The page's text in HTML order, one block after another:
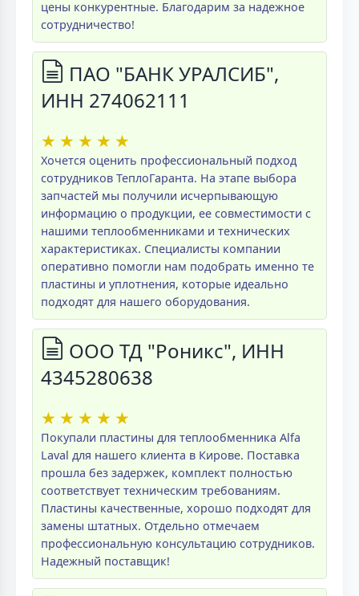
цены конкурентные. Благодарим за надежное
сотрудничество!
ПАО "БАНК УРАЛСИБ",
ИНН 274062111
★ ★ ★ ★ ★
Хочется оценить профессиональный подход
сотрудников ТеплоГаранта. На этапе выбора
запчастей мы получили исчерпывающую
информацию о продукции, ее совместимости с
нашими теплообменниками и технических
характеристиках. Специалисты компании
оперативно помогли нам подобрать именно те
пластины и уплотнения, которые идеально
подходят для нашего оборудования.
ООО ТД "Роникс", ИНН
4345280638
★ ★ ★ ★ ★
Покупали пластины для теплообменника Alfa
Laval для нашего клиента в Кирове. Поставка
прошла без задержек, комплект полностью
соответствует техническим требованиям.
Пластины качественные, хорошо подходят для
замены штатных. Отдельно отмечаем
профессиональную консультацию сотрудников.
Надежный поставщик!